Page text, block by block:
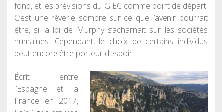
fond, et les prévisions du GIEC comme point de départ.
C’est une rêverie sombre sur ce que l’avenir pourrait
être, si la loi de Murphy s’acharnait sur les sociétés
humaines. Cependant, le choix de certains individus
peut encore être porteur d’espoir.
Écrit entre
l’Espagne et la
France en 2017,